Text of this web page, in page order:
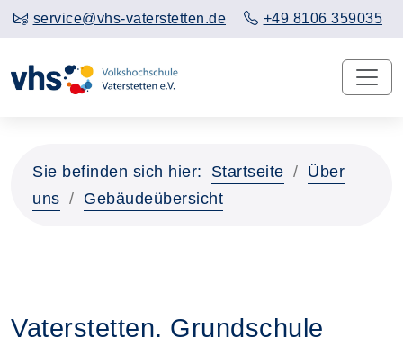
service@vhs-vaterstetten.de +49 8106 359035
Sie befinden sich hier: Startseite
Über
uns
Gebäudeübersicht
Vaterstetten, Grundschule